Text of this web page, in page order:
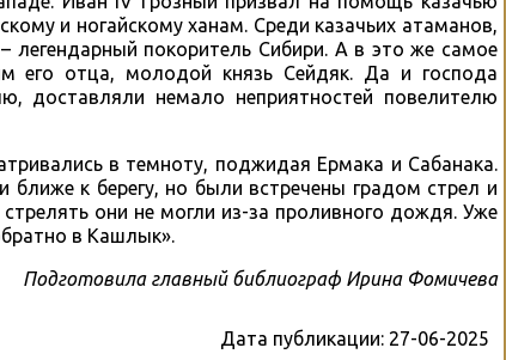
и ногайскому ханам. Среди казачьих атаманов,
покоритель Сибири. А в это же самое
его отца, молодой князь Сейдяк. Да и господа
доставляли немало неприятностей повелителю
в темноту, поджидая Ермака и Сабанака.
ближе к берегу, но были встречены градом стрел и
они не могли из-за проливного дождя. Уже
в Кашлык».
Подготовила главный библиограф Ирина Фомичева
Дата публикации: 27-06-2025